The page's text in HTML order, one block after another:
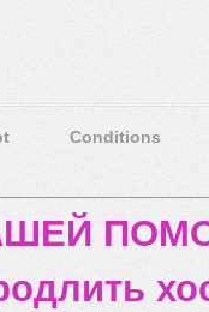
Conditions